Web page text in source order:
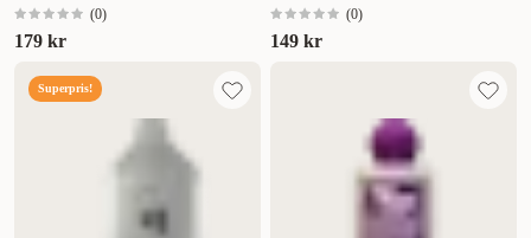
(0)
179 kr
(0)
149 kr
Superpris!